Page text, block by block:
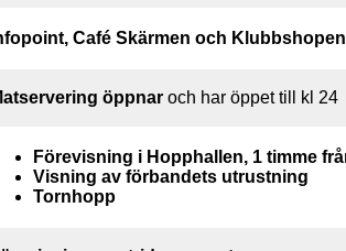
Café Skärmen och
öppnar och har öppet till kl 24
Förevisning i Hopphallen, 1 timme
Visning av förbandets utrustning
Tornhopp